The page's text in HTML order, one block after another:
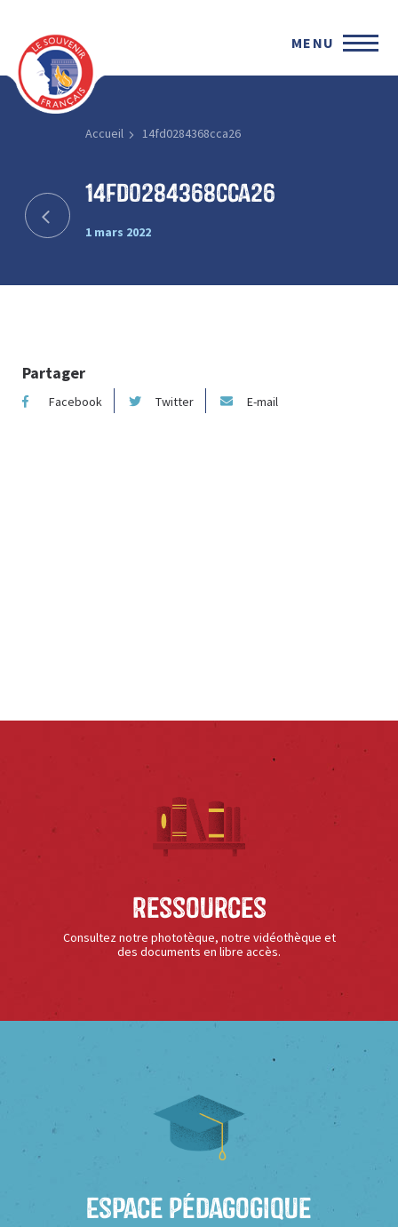
MENU
Accueil 14fd0284368cca26
14fd0284368cca26
1 mars 2022
Partager
Facebook Twitter E-mail
Ressources
Consultez notre phototèque, notre vidéothèque et
des documents en libre accès.
Espace Pédagogique